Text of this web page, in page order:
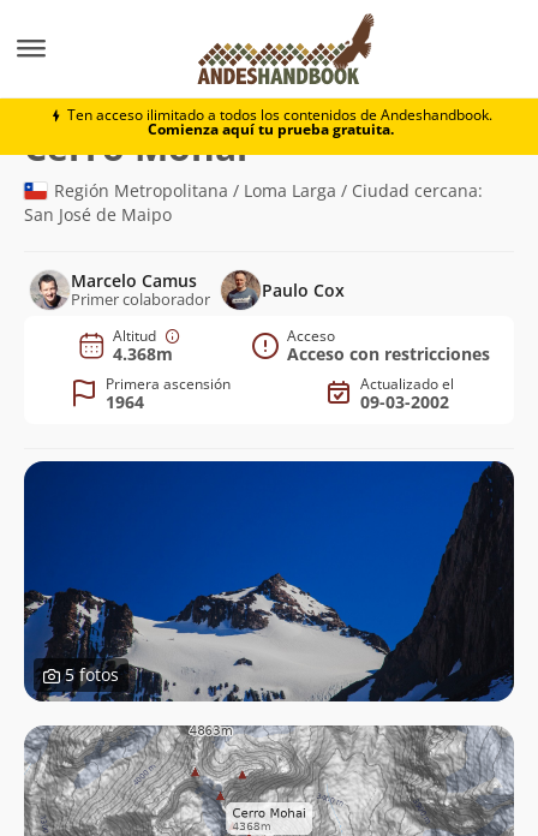
Ten acceso ilimitado a todos los contenidos de Andeshandbook.
Comienza aquí tu prueba gratuita.
Cerro Mohai
Cerro Mohai(4.368m)
Región Metropolitana / Loma Larga / Ciudad cercana:
San José de Maipo
Marcelo Camus
Primer colaborador Paulo Cox
Altitud
4.368m
Acceso
Acceso con restricciones
Primera ascensión
1964
Actualizado el
09-03-2002
5 fotos